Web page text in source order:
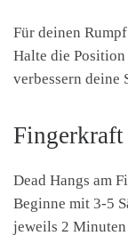
Für deinen
Halte die
verbessern
Fingerkraft
Dead Hangs am
Beginne mit 3-5
jeweils 2 Minuten